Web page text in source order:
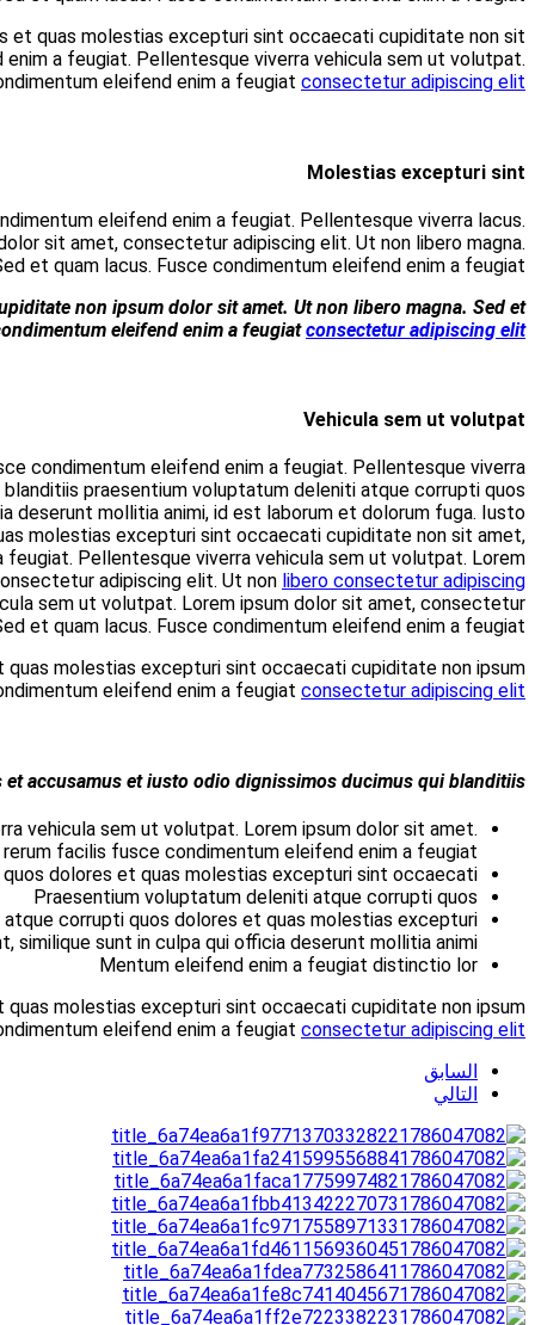
Iusto odio dignissimos ducimus qui blanditiis
amet, consectetur adipiscing elit. Ut adipiscing elit magna.
Lorem ipsum dolor sit amet. Ut
.
Lorem ipsum dolor sit amet, consectetur adipiscing elit. Ut
Fusce condimentum eleifend enim a feugiat. Pellentesque
Praesentium voluptatum deleniti atque corrupti quos
Lorem ipsum dolor sit amet, consectetur adipiscing
vehicula sem ut volutpat. Integer sed arcu. At vero eos et
dolores et quas molestias excepturi sint occaecati
odio dignissimos ducimus qui blanditiis praesentium
consectetur adipiscing elit. Ut adipiscing elit magna. Sed et
ipsum dolor sit amet. Et harum quidem rerum facilis est et
elit magna. Sed et quam lacus. Fusce condimentum
Iusto odio dignissimos ducimus qui blanditiis praesentium
dolor sit amet. Ut
.
Ut adipiscing elit magna sed et quam lacus. Fusce
Lusto odio dignissimos ducimus qui blanditiis
At vero eos et accusamus et iusto odio dignissimos
Iusto odio dignissimos ducimus qui blanditiis praesentium
dolor sit amet. Ut
.